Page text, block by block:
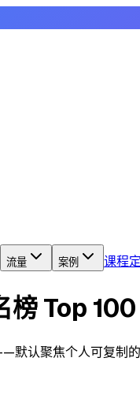
流量 案例 课程
Top 100
认聚焦个人可复制